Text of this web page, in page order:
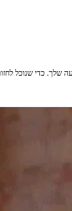
שלך. כדי שנוכל